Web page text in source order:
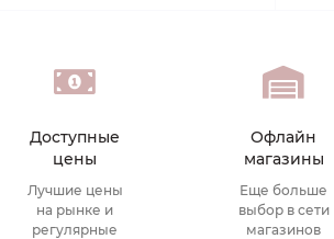
Доступные
цены
Лучшие цены
на рынке и
регулярные
Офлайн
магазины
Еще больше
выбор в сети
магазинов